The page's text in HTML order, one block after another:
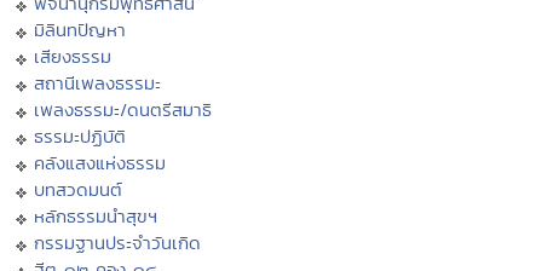
มิลินทปัญหา
เสียงธรรม
สถานีเพลงธรรมะ
เพลงธรรมะ/ดนตรีสมาธิ
ธรรมะปฏิบัติ
คลังแสงแห่งธรรม
บทสวดมนต์
หลักธรรมนำสุขฯ
กรรมฐานประจำวันเกิด